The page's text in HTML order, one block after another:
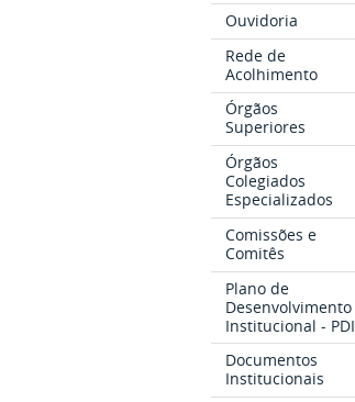
Ouvidoria
Rede de
Acolhimento
Órgãos
Superiores
Órgãos
Colegiados
Especializados
Comissões e
Comitês
Plano de
Desenvolvimento
Institucional - PDI
Documentos
Institucionais